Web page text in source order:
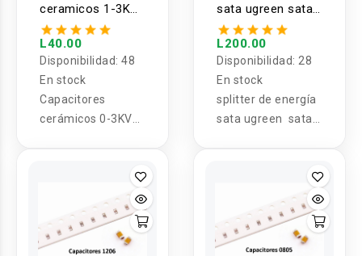
ceramicos 1-3KV
0.1nf - 22nf 1
valor (5 Unidades)
L40.00
Disponibilidad: 48
En stock
Capacitores
cerámicos 0-3KV
sata ugreen sata
4 / 15 pin a 15 pin
L200.00
Disponibilidad: 28
En stock
splitter de energía
sata ugreen sata 4